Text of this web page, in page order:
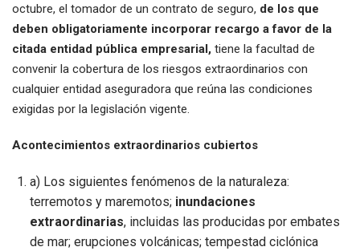
octubre, el tomador de un contrato de seguro, de los que
deben obligatoriamente incorporar recargo a favor de la
citada entidad pública empresarial, tiene la facultad de
convenir la cobertura de los riesgos extraordinarios con
cualquier entidad aseguradora que reúna las condiciones
exigidas por la legislación vigente.
Acontecimientos extraordinarios cubiertos
a) Los siguientes fenómenos de la naturaleza:
terremotos y maremotos; inundaciones
extraordinarias, incluidas las producidas por embates
de mar; erupciones volcánicas; tempestad ciclónica